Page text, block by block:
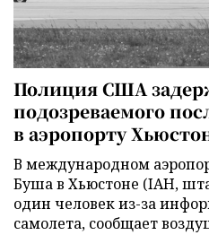
Полиция США
подозреваемого
в аэропорту
В международном
Буша в Хьюстоне (IAH,
один человек из-за
самолета, сообщает